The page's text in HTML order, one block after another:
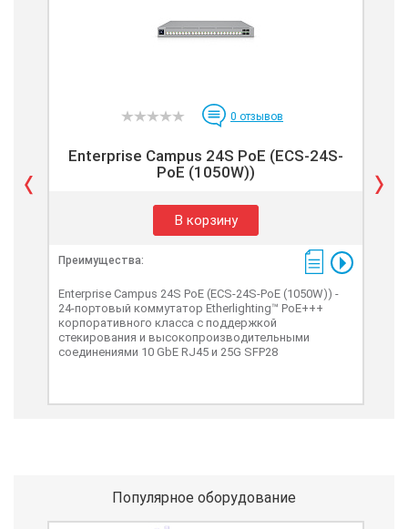
0 отзывов
Enterprise Campus 24S PoE (ECS-24S-
PoE (1050W))
В корзину
Преимущества:
Enterprise Campus 24S PoE (ECS-24S-PoE (1050W)) -
24-портовый коммутатор Etherlighting™ PoE+++
корпоративного класса с поддержкой
стекирования и высокопроизводительными
соединениями 10 GbE RJ45 и 25G SFP28
Популярное оборудование